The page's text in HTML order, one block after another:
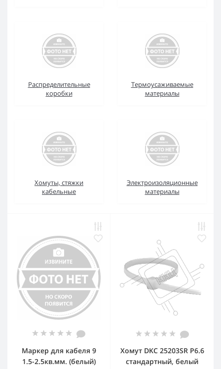
Распределительные
коробки
Термоусаживаемые
материалы
Хомуты, стяжки
кабельные
Электроизоляционные
материалы
Маркер для кабеля 9
1.5-2.5кв.мм. (белый)
Хомут DKC 25203SR P6.6
стандартный, белый